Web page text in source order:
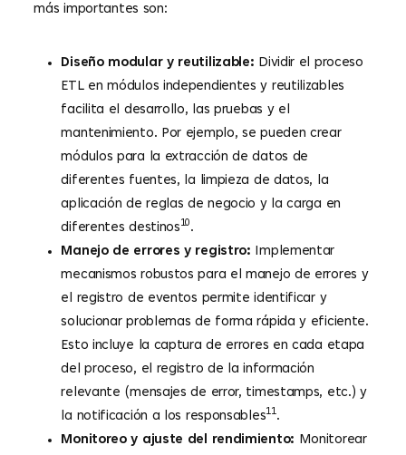
más importantes son:
Diseño modular y reutilizable: Dividir el proceso
ETL en módulos independientes y reutilizables
facilita el desarrollo, las pruebas y el
mantenimiento. Por ejemplo, se pueden crear
módulos para la extracción de datos de
diferentes fuentes, la limpieza de datos, la
aplicación de reglas de negocio y la carga en
diferentes destinos10.
Manejo de errores y registro: Implementar
mecanismos robustos para el manejo de errores y
el registro de eventos permite identificar y
solucionar problemas de forma rápida y eficiente.
Esto incluye la captura de errores en cada etapa
del proceso, el registro de la información
relevante (mensajes de error, timestamps, etc.) y
la notificación a los responsables11.
Monitoreo y ajuste del rendimiento: Monitorear